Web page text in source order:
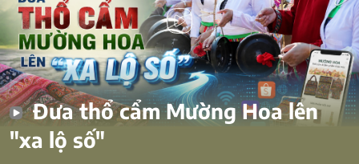
Đưa thổ cẩm Mường Hoa lên
"xa lộ số"